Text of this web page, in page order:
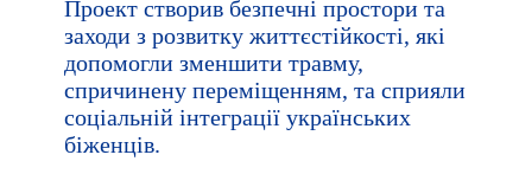
Проект створив безпечні простори та
заходи з розвитку життєстійкості, які
допомогли зменшити травму,
спричинену переміщенням, та сприяли
соціальній інтеграції українських
біженців.